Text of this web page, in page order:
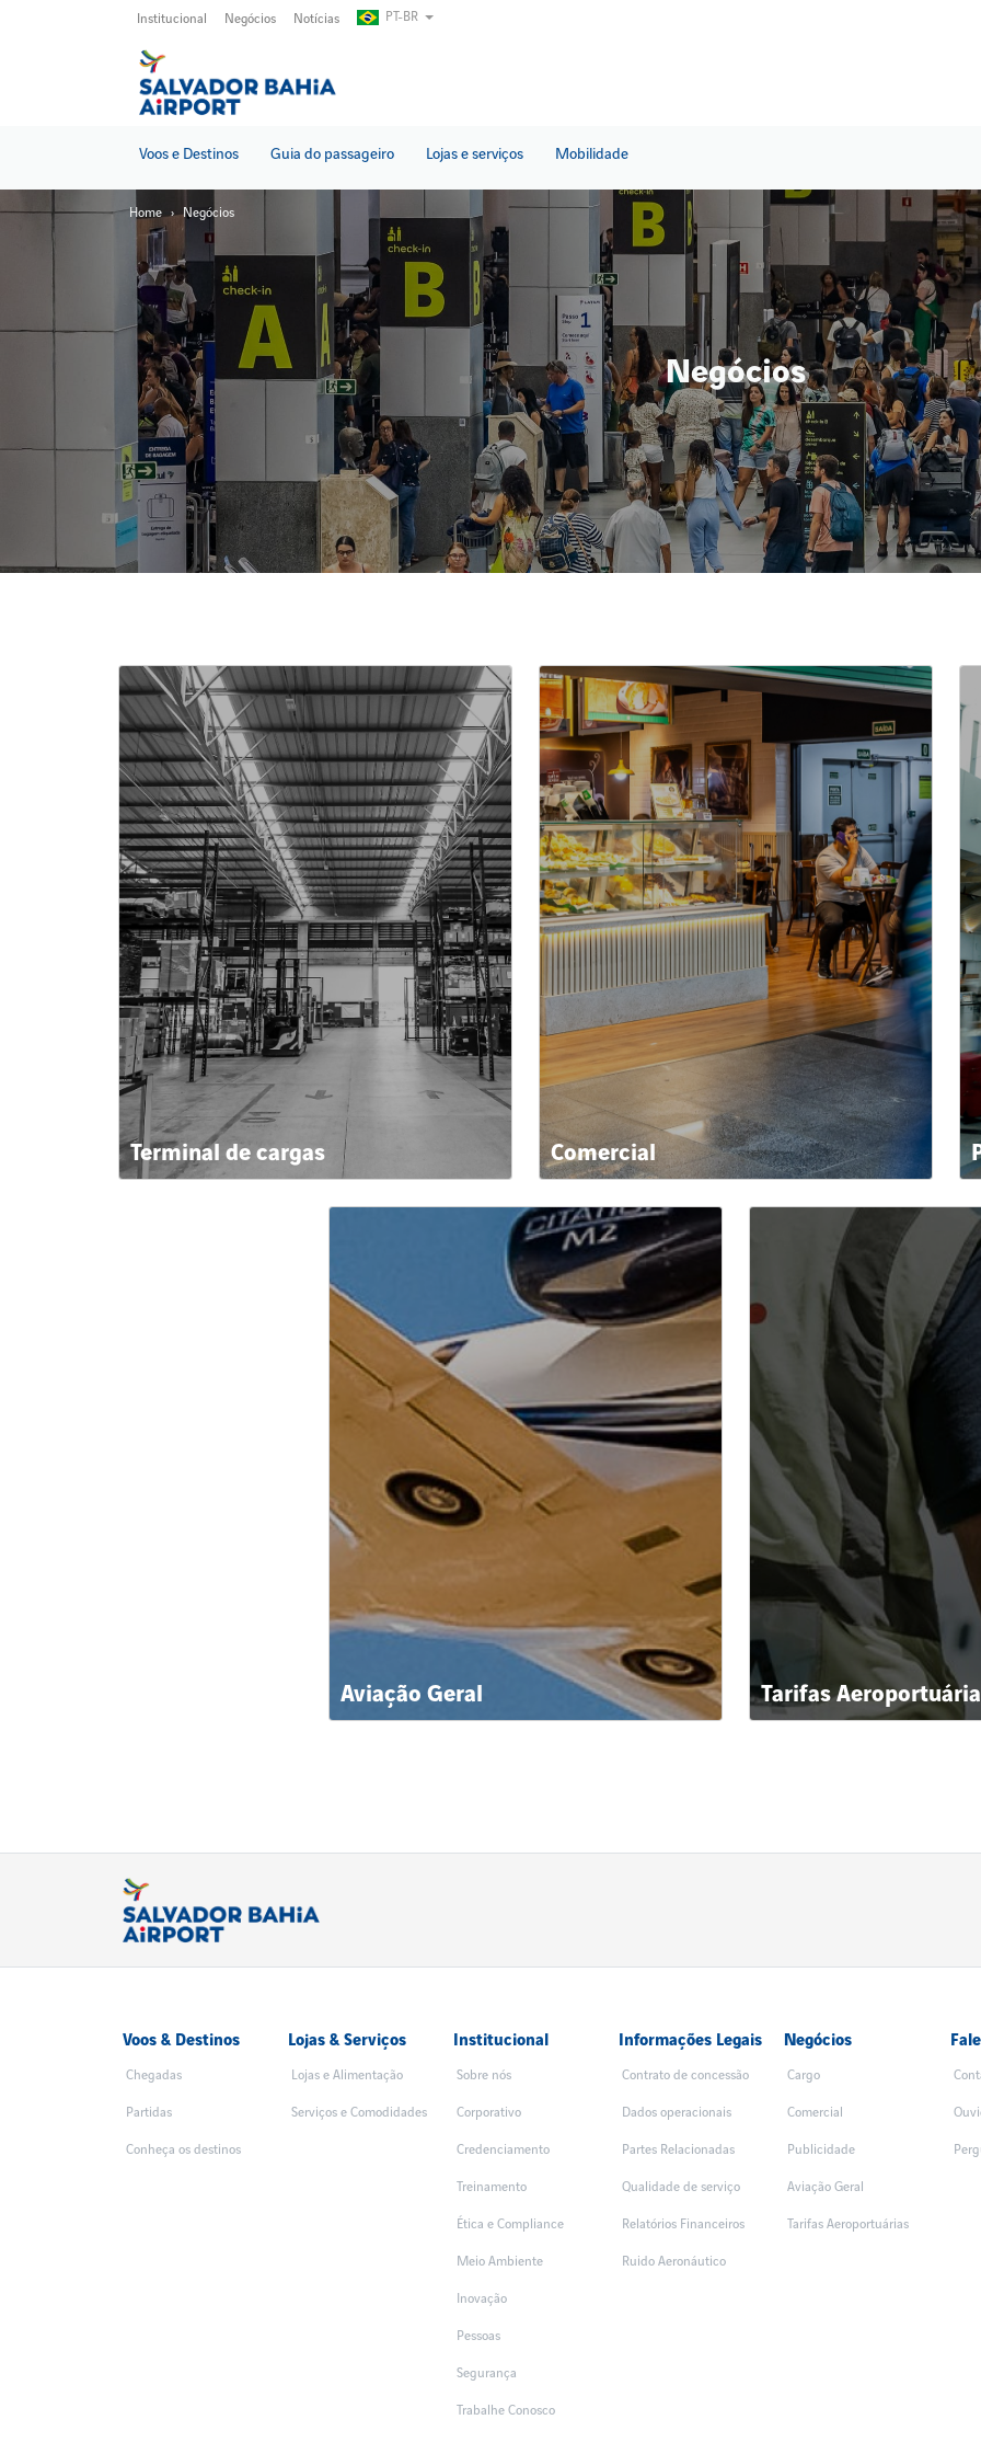
Institucional Negócios Notícias PT-BR
Voos e Destinos Guia do passageiro Lojas e serviços Mobilidade
Home Negócios
Negócios
Terminal de cargas Comercial
Aviação Geral Tarifas
Voos & Destinos
Chegadas
Partidas
Conheça os destinos
Lojas & Serviços
Lojas e Alimentação
Serviços e Comodidades
Institucional
Sobre nós
Corporativo
Credenciamento
Treinamento
Ética e Compliance
Meio Ambiente
Inovação
Pessoas
Segurança
Trabalhe Conosco
Informações Legais
Contrato de concessão
Dados operacionais
Partes Relacionadas
Qualidade de serviço
Relatórios Financeiros
Ruido Aeronáutico
Negócios
Cargo
Comercial
Publicidade
Aviação Geral
Tarifas Aeroportuárias